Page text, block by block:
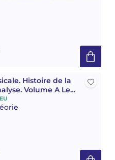
Histoire de la
Volume A Les
la musique.